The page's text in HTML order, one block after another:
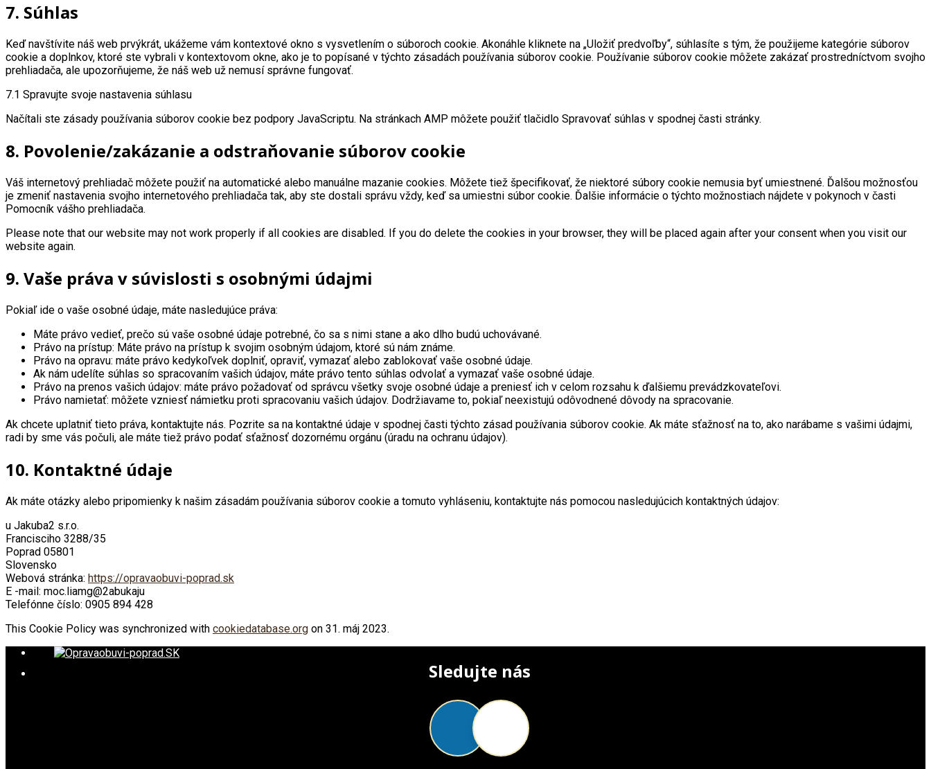
7. Súhlas
Keď navštívite náš web prvýkrát, ukážeme vám kontextové okno s vysvetlením o súboroch cookie. Akonáhle kliknete na „Uložiť predvoľby“, súhlasíte s tým, že použijeme kategórie súborov
cookie a doplnkov, ktoré ste vybrali v kontextovom okne, ako je to popísané v týchto zásadách používania súborov cookie. Používanie súborov cookie môžete zakázať prostredníctvom svojho
prehliadača, ale upozorňujeme, že náš web už nemusí správne fungovať.
7.1 Spravujte svoje nastavenia súhlasu
Načítali ste zásady používania súborov cookie bez podpory JavaScriptu. Na stránkach AMP môžete použiť tlačidlo Spravovať súhlas v spodnej časti stránky.
8. Povolenie/zakázanie a odstraňovanie súborov cookie
Váš internetový prehliadač môžete použiť na automatické alebo manuálne mazanie cookies. Môžete tiež špecifikovať, že niektoré súbory cookie nemusia byť umiestnené. Ďalšou možnosťou
je zmeniť nastavenia svojho internetového prehliadača tak, aby ste dostali správu vždy, keď sa umiestni súbor cookie. Ďalšie informácie o týchto možnostiach nájdete v pokynoch v časti
Pomocník vášho prehliadača.
Please note that our website may not work properly if all cookies are disabled. If you do delete the cookies in your browser, they will be placed again after your consent when you visit our
website again.
9. Vaše práva v súvislosti s osobnými údajmi
Pokiaľ ide o vaše osobné údaje, máte nasledujúce práva:
Máte právo vedieť, prečo sú vaše osobné údaje potrebné, čo sa s nimi stane a ako dlho budú uchovávané.
Právo na prístup: Máte právo na prístup k svojim osobným údajom, ktoré sú nám známe.
Právo na opravu: máte právo kedykoľvek doplniť, opraviť, vymazať alebo zablokovať vaše osobné údaje.
Ak nám udelíte súhlas so spracovaním vašich údajov, máte právo tento súhlas odvolať a vymazať vaše osobné údaje.
Právo na prenos vašich údajov: máte právo požadovať od správcu všetky svoje osobné údaje a preniesť ich v celom rozsahu k ďalšiemu prevádzkovateľovi.
Právo namietať: môžete vzniesť námietku proti spracovaniu vašich údajov. Dodržiavame to, pokiaľ neexistujú odôvodnené dôvody na spracovanie.
Ak chcete uplatniť tieto práva, kontaktujte nás. Pozrite sa na kontaktné údaje v spodnej časti týchto zásad používania súborov cookie. Ak máte sťažnosť na to, ako narábame s vašimi údajmi,
radi by sme vás počuli, ale máte tiež právo podať sťažnosť dozornému orgánu (úradu na ochranu údajov).
10. Kontaktné údaje
Ak máte otázky alebo pripomienky k našim zásadám používania súborov cookie a tomuto vyhláseniu, kontaktujte nás pomocou nasledujúcich kontaktných údajov:
u Jakuba2 s.r.o.
Francisciho 3288/35
Poprad 05801
Slovensko
Webová stránka: https://opravaobuvi-poprad.sk
E -mail: moc.liamg@2abukaju
Telefónne číslo: 0905 894 428
This Cookie Policy was synchronized with cookiedatabase.org on 31. máj 2023.
Sledujte nás